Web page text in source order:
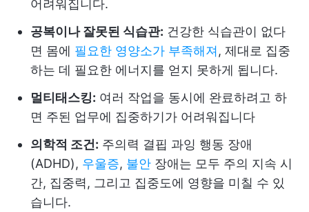
어려워집니다.
공복이나 잘못된 식습관: 건강한 식습관이 없다
면 몸에 필요한 영양소가 부족해져 , 제대로 집중
하는 데 필요한 에너지를 얻지 못하게 됩니다.
멀티태스킹: 여러 작업을 동시에 완료하려고 하
면 주된 업무에 집중하기가 어려워집니다
의학적 조건: 주의력 결핍 과잉 행동 장애
(ADHD), 우울증, 불안 장애는 모두 주의 지속 시
간, 집중력, 그리고 집중도에 영향을 미칠 수 있
습니다.